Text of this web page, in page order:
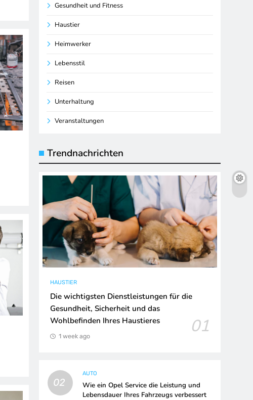
Gesundheit und Fitness
Haustier
Heimwerker
Lebensstil
Reisen
Unterhaltung
Veranstaltungen
Trendnachrichten
HAUSTIER
Die wichtigsten Dienstleistungen für die
Gesundheit, Sicherheit und das
Wohlbefinden Ihres Haustieres
01
1 week ago
02
AUTO
Wie ein Opel Service die Leistung und
Lebensdauer Ihres Fahrzeugs verbessert